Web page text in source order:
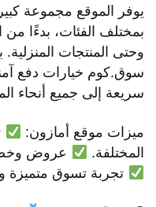
يوفر الموقع مجموعة
بمختلف الفئات، بدءًا من
وحتى المنتجات المنزلية.
سوق.كوم خيارات دفع
سريعة إلى جميع أنحاء
ميزات موقع أمازون:
المختلفة.
عروض
تجربة تسوق متميزة